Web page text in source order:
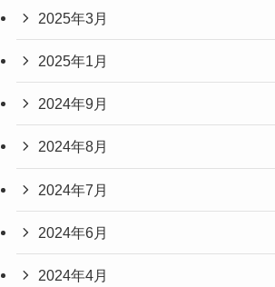
2025年3月
2025年1月
2024年9月
2024年8月
2024年7月
2024年6月
2024年4月